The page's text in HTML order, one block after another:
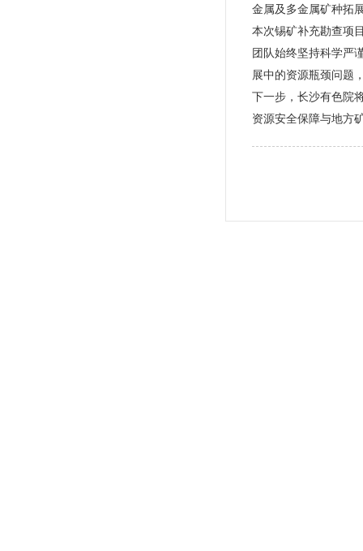
金属及多金属矿种拓
本次锡矿补充勘查项
团队始终坚持科学严
展中的资源瓶颈问题
下一步，长沙有色院
资源安全保障与地方